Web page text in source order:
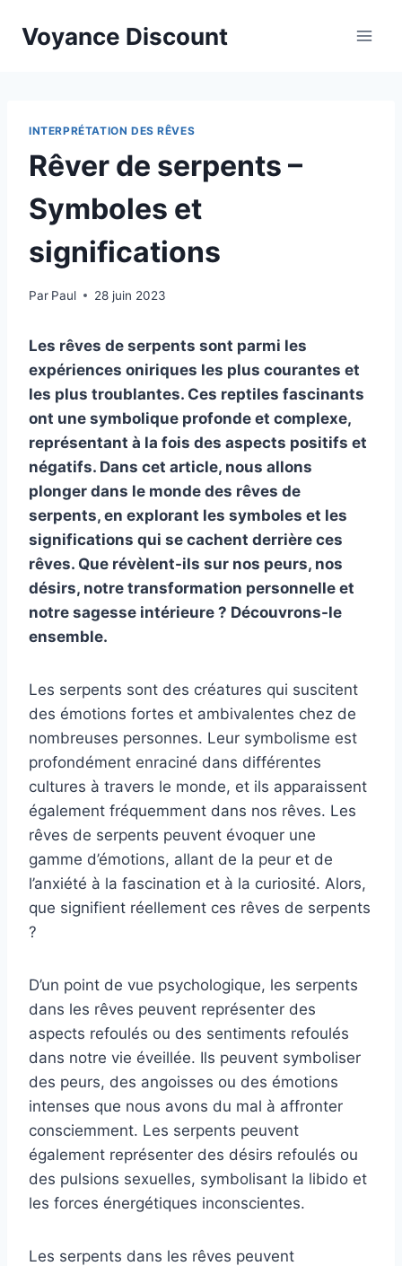
Voyance Discount
INTERPRÉTATION DES RÊVES
Rêver de serpents –
Symboles et
significations
Par Paul 28 juin 2023
Les rêves de serpents sont parmi les
expériences oniriques les plus courantes et
les plus troublantes. Ces reptiles fascinants
ont une symbolique profonde et complexe,
représentant à la fois des aspects positifs et
négatifs. Dans cet article, nous allons
plonger dans le monde des rêves de
serpents, en explorant les symboles et les
significations qui se cachent derrière ces
rêves. Que révèlent-ils sur nos peurs, nos
désirs, notre transformation personnelle et
notre sagesse intérieure ? Découvrons-le
ensemble.
Les serpents sont des créatures qui suscitent
des émotions fortes et ambivalentes chez de
nombreuses personnes. Leur symbolisme est
profondément enraciné dans différentes
cultures à travers le monde, et ils apparaissent
également fréquemment dans nos rêves. Les
rêves de serpents peuvent évoquer une
gamme d’émotions, allant de la peur et de
l’anxiété à la fascination et à la curiosité. Alors,
que signifient réellement ces rêves de serpents
?
D’un point de vue psychologique, les serpents
dans les rêves peuvent représenter des
aspects refoulés ou des sentiments refoulés
dans notre vie éveillée. Ils peuvent symboliser
des peurs, des angoisses ou des émotions
intenses que nous avons du mal à affronter
consciemment. Les serpents peuvent
également représenter des désirs refoulés ou
des pulsions sexuelles, symbolisant la libido et
les forces énergétiques inconscientes.
Les serpents dans les rêves peuvent